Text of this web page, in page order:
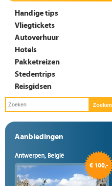
Handige tips
Vliegtickets
Autoverhuur
Hotels
Pakketreizen
Stedentrips
Reisgidsen
Aanbiedingen
Antwerpen, België
€ 100,-